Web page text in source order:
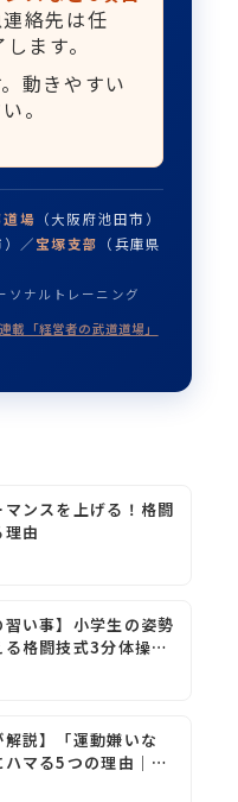
絡先は任
ます。
動きやすい
。
場 （大阪府池田市）
）／宝塚支部
（兵庫県
ソナルトレーニング
載「経営者の武道道場」
ンスを上げる！格闘
由
習い事】小学生の姿勢
格闘技式3分体操｜
る
解説】「運動嫌いな
マる5つの理由｜親
ズム